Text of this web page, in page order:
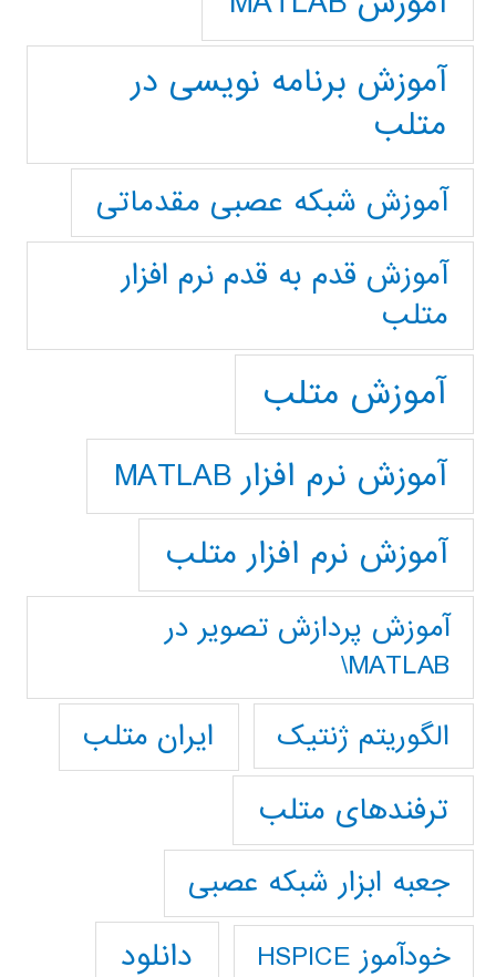
آموزش برنامه نویسی در
متلب
آموزش شبکه عصبی مقدماتی
آموزش قدم به قدم نرم افزار
متلب
آموزش متلب
آموزش نرم افزار MATLAB
آموزش نرم افزار متلب
آموزش پردازش تصوير در
MATLAB\
الگوریتم ژنتیک
ایران متلب
ترفندهای متلب
جعبه ابزار شبکه عصبی
خودآموز HSPICE دانلود